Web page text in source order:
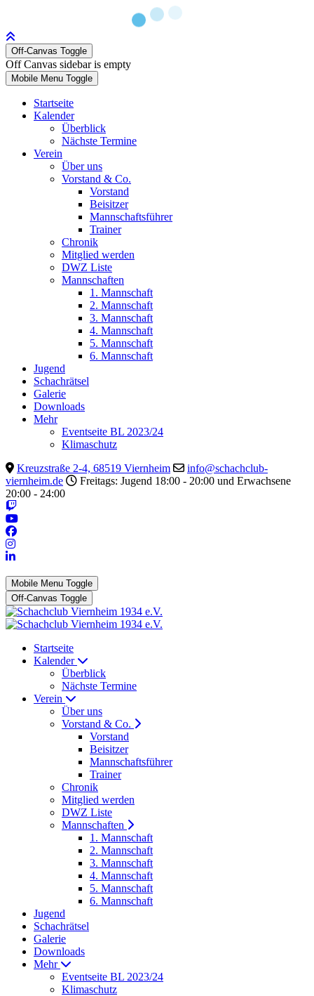
Off-Canvas Toggle
Off Canvas sidebar is empty
Mobile Menu Toggle
Startseite
Kalender
Überblick
Nächste Termine
Verein
Über uns
Vorstand & Co.
Vorstand
Beisitzer
Mannschaftsführer
Trainer
Chronik
Mitglied werden
DWZ Liste
Mannschaften
1. Mannschaft
2. Mannschaft
3. Mannschaft
4. Mannschaft
5. Mannschaft
6. Mannschaft
Jugend
Schachrätsel
Galerie
Downloads
Mehr
Eventseite BL 2023/24
Klimaschutz
Kreuzstraße 2-4, 68519 Viernheim
info@schachclub-
viernheim.de
Freitags: Jugend 18:00 - 20:00 und Erwachsene
20:00 - 24:00
Mobile Menu Toggle
Off-Canvas Toggle
Startseite
Kalender
Überblick
Nächste Termine
Verein
Über uns
Vorstand & Co.
Vorstand
Beisitzer
Mannschaftsführer
Trainer
Chronik
Mitglied werden
DWZ Liste
Mannschaften
1. Mannschaft
2. Mannschaft
3. Mannschaft
4. Mannschaft
5. Mannschaft
6. Mannschaft
Jugend
Schachrätsel
Galerie
Downloads
Mehr
Eventseite BL 2023/24
Klimaschutz